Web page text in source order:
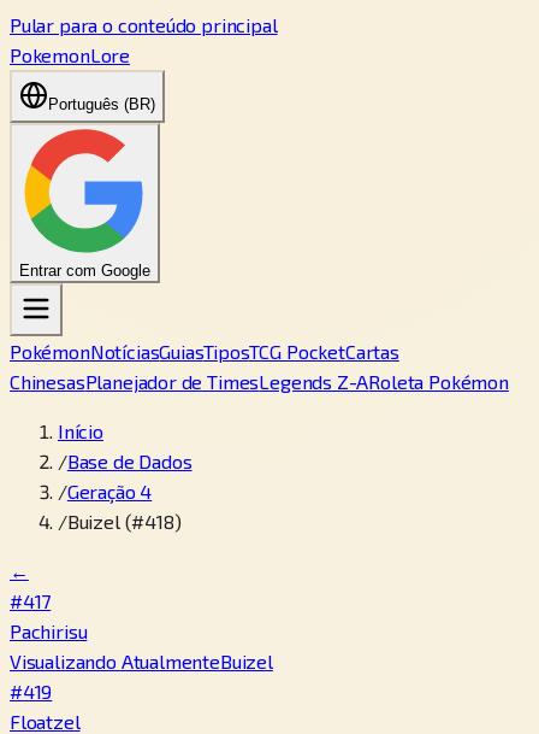
Pular para o conteúdo principal
PokemonLore
Português (BR)
Entrar com Google
PokémonNotíciasGuiasTiposTCG PocketCartas
ChinesasPlanejador de TimesLegends Z-ARoleta Pokémon
Início
/Base de Dados
/Geração 4
/Buizel (#418)
←
#417
Pachirisu
Visualizando AtualmenteBuizel
#419
Floatzel